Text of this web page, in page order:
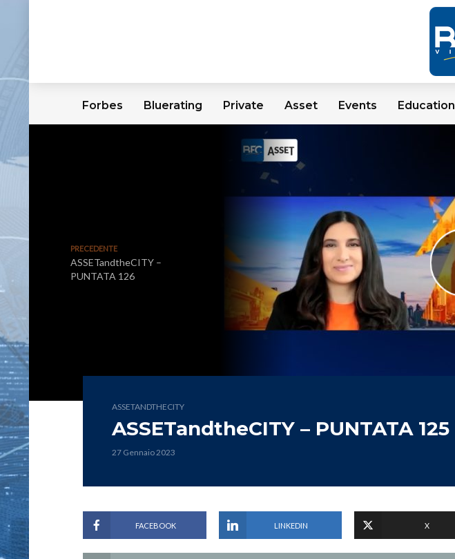
Forbes Bluerating Private Asset Events Education
PRECEDENTE
ASSETandtheCITY –
PUNTATA 126
ASSETANDTHECITY
ASSETandtheCITY – PUNTATA 125
27 Gennaio 2023
FACEBOOK LINKEDIN X